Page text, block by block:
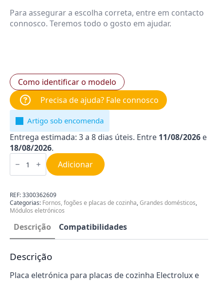
Para assegurar a escolha correta, entre em contacto
connosco. Teremos todo o gosto em ajudar.
Como identificar o modelo
Precisa de ajuda? Fale connosco
Artigo sob encomenda
Entrega estimada: 3 a 8 dias úteis. Entre 11/08/2026 e
18/08/2026.
Quantidade
de
para
de
Cozinha
AEG
Electrolux
3300362609
Adicionar
REF:3300362609
Categorias: Fornos, fogões e placas de cozinha,Grandes domésticos,
Módulos eletrónicos
Descrição Compatibilidades
Descrição
Placa eletrónica para placas de cozinha Electrolux e